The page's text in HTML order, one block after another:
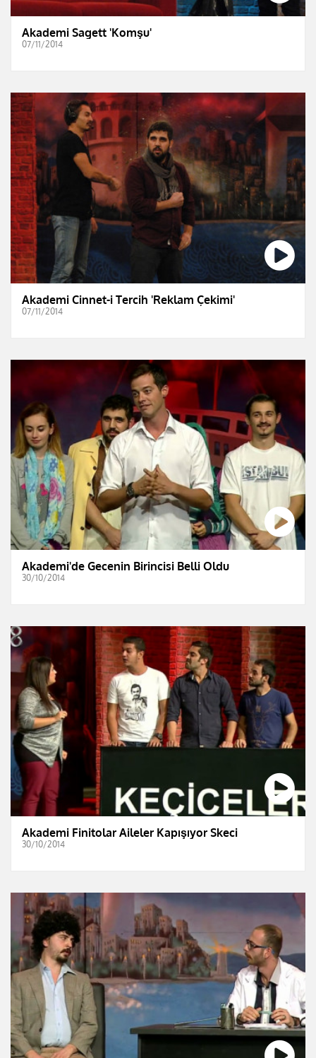
Akademi Sagett 'Komşu'
07/11/2014
Akademi Cinnet-i Tercih 'Reklam Çekimi'
07/11/2014
Akademi'de Gecenin Birincisi Belli Oldu
30/10/2014
Akademi Finitolar Aileler Kapışıyor Skeci
30/10/2014